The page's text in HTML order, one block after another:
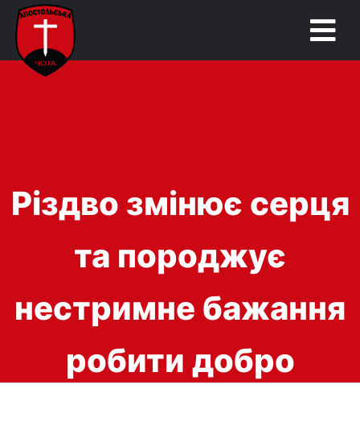
Різдво змінює серця
та породжує
нестримне бажання
робити добро